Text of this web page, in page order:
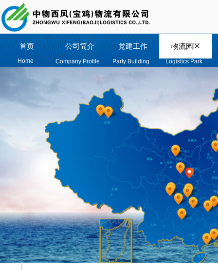
Party Building Logistics Park
Home Company Profile
首页 公司简介 党建工作 物流园区